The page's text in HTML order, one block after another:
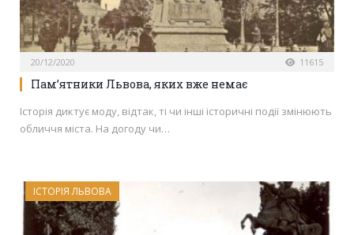
20/12/2020 11615
Пам’ятники Львова, яких вже немає
Історія диктує моду, відтак, ті чи інші історичні події змінюють
обличчя міста. На догоду чи…
ІСТОРІЯ ЛЬВОВА